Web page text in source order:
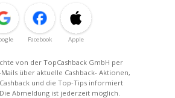
Facebook Apple
von der TopCashback GmbH per
über aktuelle Cashback- Aktionen,
und die Top-Tips informiert
Abmeldung ist jederzeit möglich.